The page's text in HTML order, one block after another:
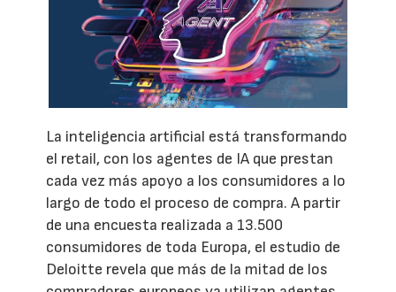
La inteligencia artificial está transformando
el retail, con los agentes de IA que prestan
cada vez más apoyo a los consumidores a lo
largo de todo el proceso de compra. A partir
de una encuesta realizada a 13.500
consumidores de toda Europa, el estudio de
Deloitte revela que más de la mitad de los